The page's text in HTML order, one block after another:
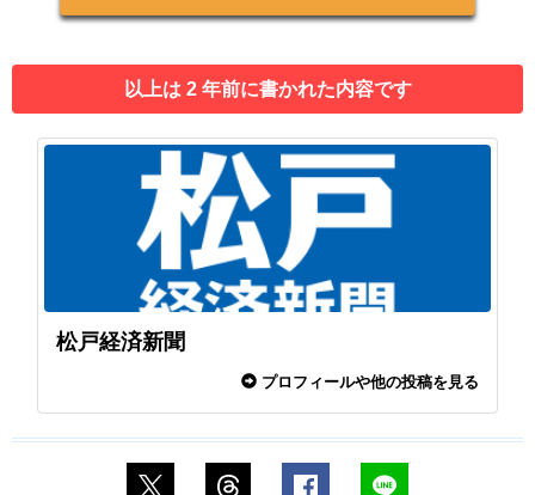
以上は 2 年前に書かれた内容です
松戸経済新聞
プロフィールや他の投稿を見る